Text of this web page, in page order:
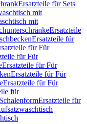
Ersatzteile für Sets
mit
mit
Ersatzteile
Ersatzteile für
für Für
für Für
Ersatzteile für Für
Ersatzteile für Für
Ersatzteile für Für
für
Ersatzteile für